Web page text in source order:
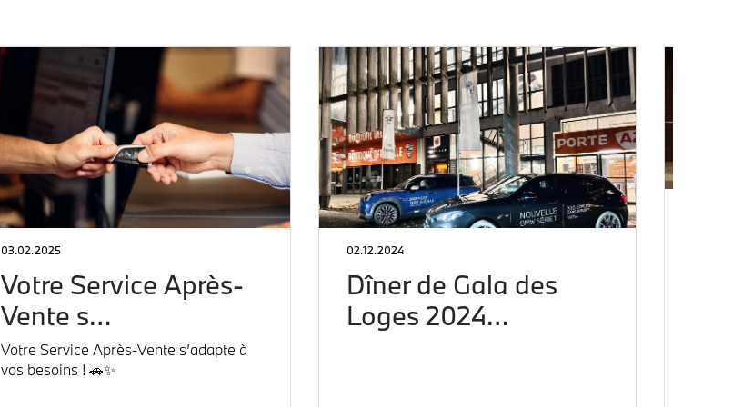
03.02.2025
Votre Service Après-
Vente s…
Votre Service Après-Vente s’adapte à
vos besoins ! 🚗✨
02.12.2024
Dîner de Gala des
Loges 2024…